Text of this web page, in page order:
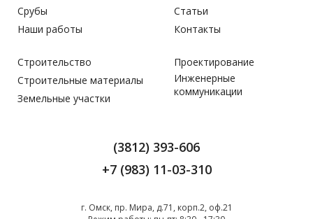
Срубы
Наши работы
Статьи
Контакты
Строительство
Строительные материалы
Земельные участки
Проектирование
Инженерные
коммуникации
(3812) 393-606
+7 (983) 11-03-310
г. Омск, пр. Мира, д.71, корп.2, оф.21